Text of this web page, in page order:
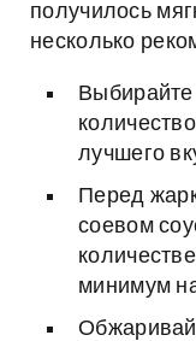
получилось
несколько
лучшего
Перед
соевом
минимум